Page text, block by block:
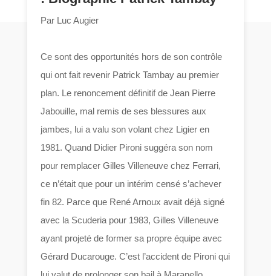
Par Luc Augier
Ce sont des opportunités hors de son contrôle
qui ont fait revenir Patrick Tambay au premier
plan. Le renoncement définitif de Jean Pierre
Jabouille, mal remis de ses blessures aux
jambes, lui a valu son volant chez Ligier en
1981. Quand Didier Pironi suggéra son nom
pour remplacer Gilles Villeneuve chez Ferrari,
ce n’était que pour un intérim censé s’achever
fin 82. Parce que René Arnoux avait déjà signé
avec la Scuderia pour 1983, Gilles Villeneuve
ayant projeté de former sa propre équipe avec
Gérard Ducarouge. C’est l’accident de Pironi qui